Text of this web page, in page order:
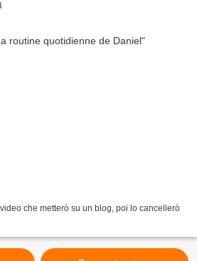
che metterò su un blog, poi lo cancellerò